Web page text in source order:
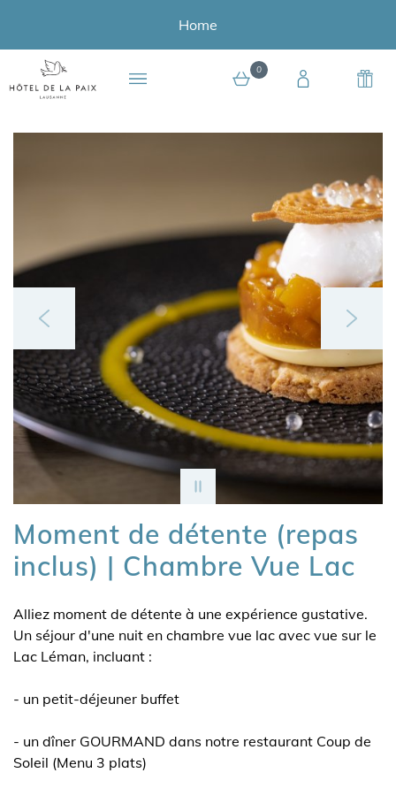
Home
0
Moment de détente (repas
inclus) | Chambre Vue Lac
Alliez moment de détente à une expérience gustative.
Un séjour d'une nuit en chambre vue lac avec vue sur le
Lac Léman, incluant :
- un petit-déjeuner buffet
- un dîner GOURMAND dans notre restaurant Coup de
Soleil (Menu 3 plats)